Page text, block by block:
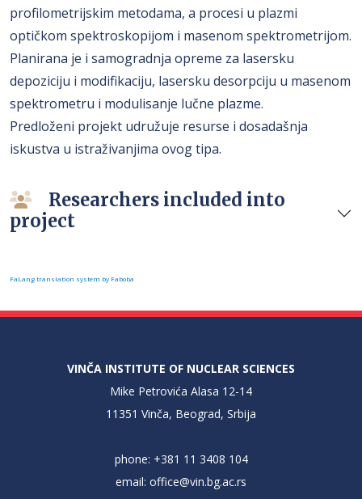
profilometrijskim metodama, a procesi u plazmi
optičkom spektroskopijom i masenom spektrometrijom.
Planirana je i samogradnja opreme za lasersku
depoziciju i modifikaciju, lasersku desorpciju u masenom
spektrometru i modulisanje lučne plazme.
Predloženi projekt udružuje resurse i dosadašnja
iskustva u istraživanjima ovog tipa.
Researchers included into
project
FaLang translation system by Faboba
VINČA INSTITUTE OF NUCLEAR SCIENCES
Mike Petrovića Alasa 12-14
11351 Vinča, Beograd, Srbija
phone: +381 11 3408 104
email: office@vin.bg.ac.rs